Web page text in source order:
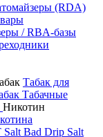
(RDA)
/ RBA-базы
Табак для
Табачные
Никотин
Salt Bad Drip Salt